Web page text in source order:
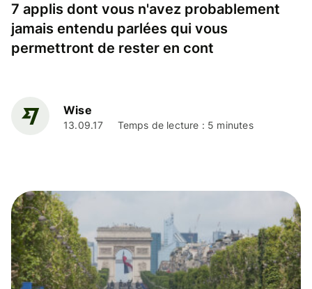
7 applis dont vous n'avez probablement
jamais entendu parlées qui vous
permettront de rester en cont
Wise
13.09.17 Temps de lecture : 5 minutes